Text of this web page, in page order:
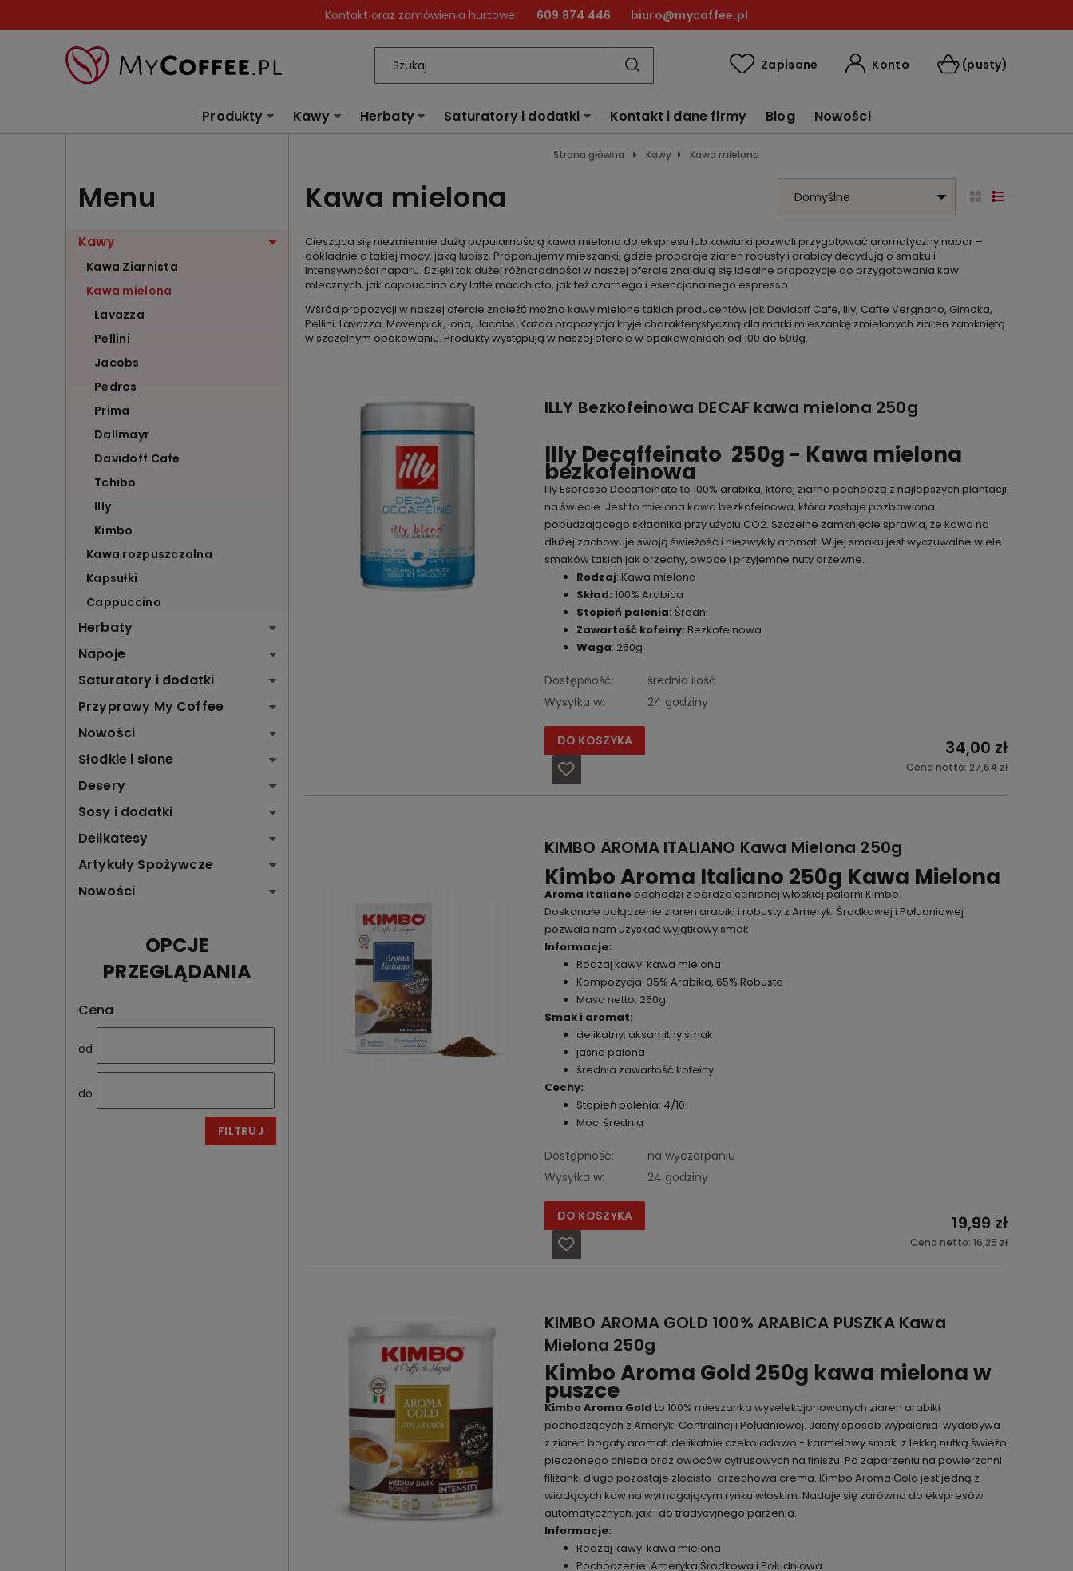
Kontakt oraz zamówienia hurtowe: 609 874 446 biuro@mycoffee.pl
(pusty)
Zapisane Konto
Produkty Kawy Herbaty Saturatory i dodatki Kontakt i dane firmy Blog Nowości
Menu
Kawy
Kawa Ziarnista
Kawa mielona
Lavazza
Pellini
Jacobs
Pedros
Prima
Dallmayr
Davidoff Cafe
Tchibo
Illy
Kimbo
Kawa rozpuszczalna
Kapsułki
Cappuccino
Herbaty
Napoje
Saturatory i dodatki
Przyprawy My Coffee
Nowości
Słodkie i słone
Desery
Sosy i dodatki
Delikatesy
Artykuły Spożywcze
Nowości
OPCJE
PRZEGLĄDANIA
Cena
od
do
FILTRUJ
Strona główna Kawy Kawa mielona
Kawa mielona
Ciesząca się niezmiennie dużą popularnością kawa mielona do ekspresu lub kawiarki pozwoli przygotować aromatyczny napar –
dokładnie o takiej mocy, jaką lubisz. Proponujemy mieszanki, gdzie proporcje ziaren robusty i arabicy decydują o smaku i
intensywności naparu. Dzięki tak dużej różnorodności w naszej ofercie znajdują się idealne propozycje do przygotowania kaw
mlecznych, jak cappuccino czy latte macchiato, jak też czarnego i esencjonalnego espresso.
Wśród propozycji w naszej ofercie znaleźć można kawy mielone takich producentów jak Davidoff Cafe, Illy, Caffe Vergnano, Gimoka,
Pellini, Lavazza, Movenpick, Iona, Jacobs. Każda propozycja kryje charakterystyczną dla marki mieszankę zmielonych ziaren zamkniętą
w szczelnym opakowaniu. Produkty występują w naszej ofercie w opakowaniach od 100 do 500g.
ILLY Bezkofeinowa DECAF kawa mielona 250g
Illy Decaffeinato 250g - Kawa mielona
bezkofeinowa
Illy Espresso Decaffeinato to 100% arabika, której ziarna pochodzą z najlepszych plantacji
na świecie. Jest to mielona kawa bezkofeinowa, która zostaje pozbawiona
pobudzającego składnika przy użyciu CO2. Szczelne zamknięcie sprawia, że kawa na
dłużej zachowuje swoją świeżość i niezwykły aromat. W jej smaku jest wyczuwalne wiele
smaków takich jak orzechy, owoce i przyjemne nuty drzewne.
Rodzaj: Kawa mielona
Skład: 100% Arabica
Stopień palenia: Średni
Zawartość kofeiny: Bezkofeinowa
Waga: 250g
Dostępność:
średnia ilość
Wysyłka w:
24 godziny
34,00 zł
Cena netto: 27,64 zł
DO KOSZYKA
KIMBO AROMA ITALIANO Kawa Mielona 250g
Kimbo Aroma Italiano 250g Kawa Mielona
Aroma Italiano pochodzi z bardzo cenionej włoskiej palarni Kimbo.
Doskonałe połączenie ziaren arabiki i robusty z Ameryki Środkowej i Południowej
pozwala nam uzyskać wyjątkowy smak.
Informacje:
Rodzaj kawy: kawa mielona
Kompozycja: 35% Arabika, 65% Robusta
Masa netto: 250g
Smak i aromat:
delikatny, aksamitny smak
jasno palona
średnia zawartość kofeiny
Cechy:
Stopień palenia: 4/10
Moc: średnia
Dostępność:
na wyczerpaniu
Wysyłka w:
24 godziny
19,99 zł
Cena netto: 16,25 zł
DO KOSZYKA
KIMBO AROMA GOLD 100% ARABICA PUSZKA Kawa
Mielona 250g
Kimbo Aroma Gold 250g kawa mielona w
puszce
Kimbo Aroma Gold to 100% mieszanka wyselekcjonowanych ziaren arabiki
pochodzących z Ameryki Centralnej i Południowej. Jasny sposób wypalenia wydobywa
z ziaren bogaty aromat, delikatnie czekoladowo - karmelowy smak z lekką nutką świeżo
pieczonego chleba oraz owoców cytrusowych na finiszu. Po zaparzeniu na powierzchni
filiżanki długo pozostaje złocisto-orzechowa crema. Kimbo Aroma Gold jest jedną z
wiodących kaw na wymagającym rynku włoskim. Nadaje się zarówno do ekspresów
automatycznych, jak i do tradycyjnego parzenia.
Informacje:
Rodzaj kawy: kawa mielona
Pochodzenie: Ameryka Środkowa i Południowa